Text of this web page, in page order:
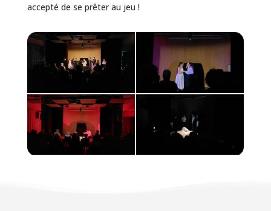
accepté de se prêter au jeu !